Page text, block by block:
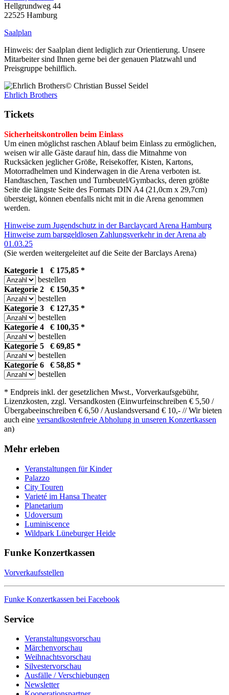
Hellgrundweg 44
22525 Hamburg
Saalplan
Hinweis: der Saalplan dient lediglich zur Orientierung. Unsere
Mitarbeiter sind Ihnen gerne bei der genauen Platzwahl und
Preisgruppe behilflich.
© Christian Bussel Seidel
Ehrlich Brothers
Tickets
Sicherheitskontrollen beim Einlass
Um einen möglichst raschen Ablauf beim Einlass zu ermöglichen,
weisen wir alle Gäste darauf hin, dass die Mitnahme von
Rucksäcken jeglicher Größe, Reisekoffer, Kisten, Kartons,
Motorradhelmen und Kinderwagen in die Arena verboten ist.
Handtaschen, Taschen und Turnbeutel/Gymbacks, deren größte
Seite die längste Seite des Formats DIN A4 (21,0cm x 29,7cm)
übersteigt, können ebenfalls nicht mit in die Arena genommen
werden.
Hinweise zum Jugendschutz in der Barclaycard Arena Hamburg
Hinweise zum barggeldlosen Zahlungsverkehr in der Arena ab
01.03.25
(Sie werden weitergeleitet auf die Seite der Barclays Arena)
Kategorie 1 € 175,85 *
bestellen
Kategorie 2 € 150,35 *
bestellen
Kategorie 3 € 127,35 *
bestellen
Kategorie 4 € 100,35 *
bestellen
Kategorie 5 € 69,85 *
bestellen
Kategorie 6 € 58,85 *
bestellen
* Endpreis inkl. der gesetzlichen Mwst., Vorverkaufsgebühr,
Lizenzkosten, zzgl. Versandkosten (Einwurfeinschreiben € 5,50 /
Übergabeeinschreiben € 6,50 / Auslandsversand € 10,- // Wir bieten
auch eine versandkostenfreie Abholung in unseren Konzertkassen
an)
Mehr erleben
Veranstaltungen für Kinder
Palazzo
City Touren
Varieté im Hansa Theater
Planetarium
Udoversum
Luminiscence
Wildpark Lüneburger Heide
Funke Konzertkassen
Vorverkaufsstellen
Funke Konzertkassen bei Facebook
Service
Veranstaltungsvorschau
Märchenvorschau
Weihnachtsvorschau
Silvestervorschau
Ausfälle / Verschiebungen
Newsletter